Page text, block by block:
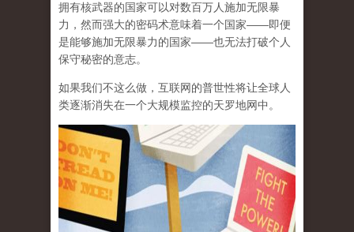
拥有核武器的国家可以对数百万人施加无限暴
力，然而强大的密码术意味着一个国家——即便
是能够施加无限暴力的国家——也无法打破个人
保守秘密的意志。
如果我们不这么做，互联网的普世性将让全球人
类逐渐消失在一个大规模监控的天罗地网中。